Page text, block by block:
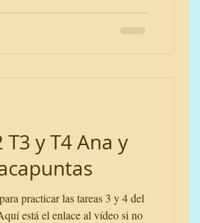
T3 y T4 Ana y
practicar las tareas 3 y 4 del
está el enlace al vídeo si no